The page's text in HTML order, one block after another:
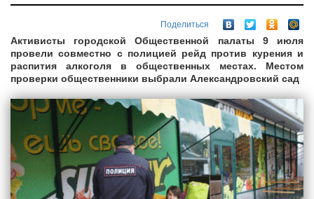
Поделиться
Активисты городской Общественной палаты 9 июля
провели совместно с полицией рейд против курения и
распития алкоголя в общественных местах. Местом
проверки общественники выбрали Александровский сад